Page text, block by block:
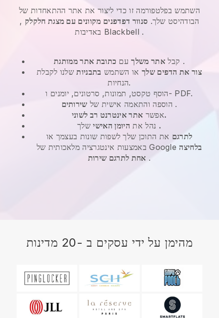
השתמש בפלטפורמה זו כדי ליצור את אתר ההתאחדות של
הבודהיסט שלך. סנוור דפדפנים מקוונים עם מצגת חלקלק ,
Blackbell .
קבל אתר משלךעם כתובת אתר ממותגת
.
צור את הדפים שלך או השתמש בתבניותשלנו לקבלת
הנחיות.
הוסף טקסט, תמונות, סרטונים, יומנים ו- PDF.
הוספה והתאמה אישית של שירותים
.
אפשראתר אינטרנט רב לשוני.
נהל את היומן האישי
.
לתרגם את התוכן שלך לשפות שונות בעצמך או
באמצעות אינטגרציה מלאכותית של Googleבלחיצה
אחת לתרגם שירות .
מהימן על ידי עסקים ב -20 מדינות